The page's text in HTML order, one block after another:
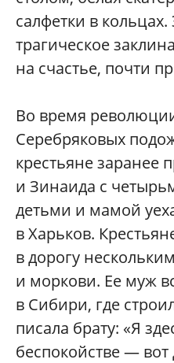
салфетки в кольцах.
трагическое
на счастье, почти
Во время
Серебряковых
крестьяне заранее
и Зинаида с
детьми и мамой
в Харьков.
в дорогу
и моркови. Ее муж
в Сибири, где
писала брату: «Я
беспокойстве —